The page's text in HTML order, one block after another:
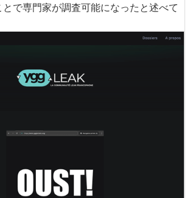
で専門家が調査可能になったと述べて